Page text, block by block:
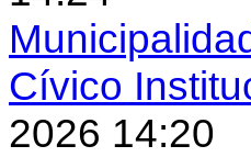
Cívico
2026 14:20